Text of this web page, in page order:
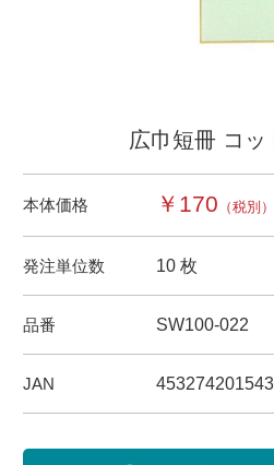
広巾短冊 コッ
本体価格 ￥170 （税別）
発注単位数 10 枚
品番 SW100-022
JAN